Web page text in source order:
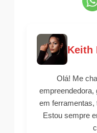
Keith
Olá! Me
empreendedora,
em ferramentas,
Estou sempre